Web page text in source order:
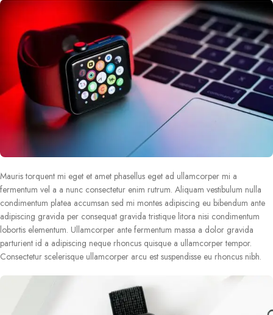
Mauris torquent mi eget et amet phasellus eget ad ullamcorper mi a
fermentum vel a a nunc consectetur enim rutrum. Aliquam vestibulum nulla
condimentum platea accumsan sed mi montes adipiscing eu bibendum ante
adipiscing gravida per consequat gravida tristique litora nisi condimentum
lobortis elementum. Ullamcorper ante fermentum massa a dolor gravida
parturient id a adipiscing neque rhoncus quisque a ullamcorper tempor.
Consectetur scelerisque ullamcorper arcu est suspendisse eu rhoncus nibh.